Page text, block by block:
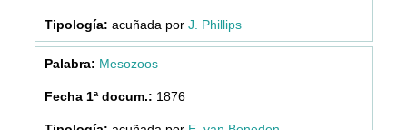
acuñada por J. Phillips
Mesozoos
1876